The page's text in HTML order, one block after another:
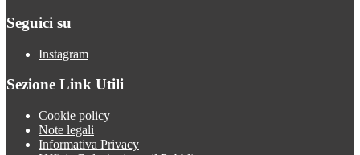
Seguici su
Instagram
Sezione Link Utili
Cookie policy
Note legali
Informativa Privacy